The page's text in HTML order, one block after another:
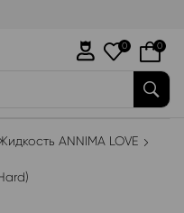
0 0
ANNIMA LOVE